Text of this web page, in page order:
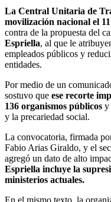
La Central Unitaria de
movilización nacional el
contra de la propuesta del
Espriella, al que le
empleados públicos y
entidades.
Por medio de un
sostuvo que ese recorte
136 organismos públicos y
y la precariedad social.
La convocatoria, firmada
Fabio Arias Giraldo, y el
agregó un dato de alto
Espriella incluye la
ministerios actuales.
En el mismo texto, la